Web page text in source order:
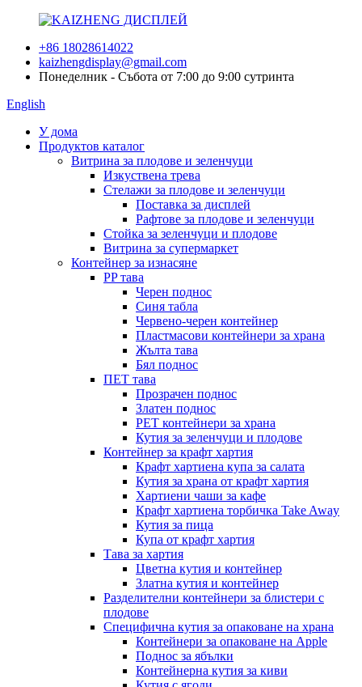
+86 18028614022
kaizhengdisplay@gmail.com
Понеделник - Събота от 7:00 до 9:00 сутринта
English
У дома
Продуктов каталог
Витрина за плодове и зеленчуци
Изкуствена трева
Стелажи за плодове и зеленчуци
Поставка за дисплей
Рафтове за плодове и зеленчуци
Стойка за зеленчуци и плодове
Витрина за супермаркет
Контейнер за изнасяне
PP тава
Черен поднос
Синя табла
Червено-черен контейнер
Пластмасови контейнери за храна
Жълта тава
Бял поднос
ПЕТ тава
Прозрачен поднос
Златен поднос
PET контейнери за храна
Кутия за зеленчуци и плодове
Контейнер за крафт хартия
Крафт хартиена купа за салата
Кутия за храна от крафт хартия
Хартиени чаши за кафе
Крафт хартиена торбичка Take Away
Кутия за пица
Купа от крафт хартия
Тава за хартия
Цветна кутия и контейнер
Златна кутия и контейнер
Разделителни контейнери за блистери с
плодове
Специфична кутия за опаковане на храна
Контейнери за опаковане на Apple
Поднос за ябълки
Контейнерна кутия за киви